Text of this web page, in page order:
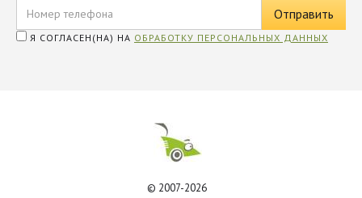
Я СОГЛАСЕН(НА) НА ОБРАБОТКУ ПЕРСОНАЛЬНЫХ ДАННЫХ
© 2007-2026